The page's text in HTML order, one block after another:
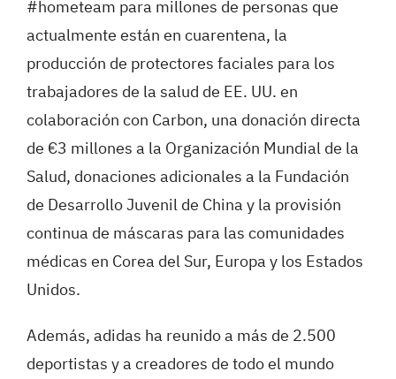
#hometeam para millones de personas que
actualmente están en cuarentena, la
producción de protectores faciales para los
trabajadores de la salud de EE. UU. en
colaboración con Carbon, una donación directa
de €3 millones a la Organización Mundial de la
Salud, donaciones adicionales a la Fundación
de Desarrollo Juvenil de China y la provisión
continua de máscaras para las comunidades
médicas en Corea del Sur, Europa y los Estados
Unidos.
Además, adidas ha reunido a más de 2.500
deportistas y a creadores de todo el mundo